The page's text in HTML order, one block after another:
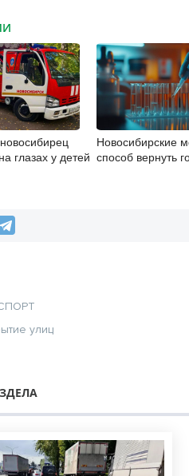
глазах у детей
Новосибирские
способ вернуть
улиц